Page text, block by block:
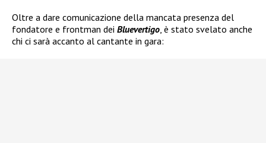
Oltre a dare comunicazione della mancata presenza del
fondatore e frontman dei Bluevertigo , è stato svelato anche
chi ci sarà accanto al cantante in gara: